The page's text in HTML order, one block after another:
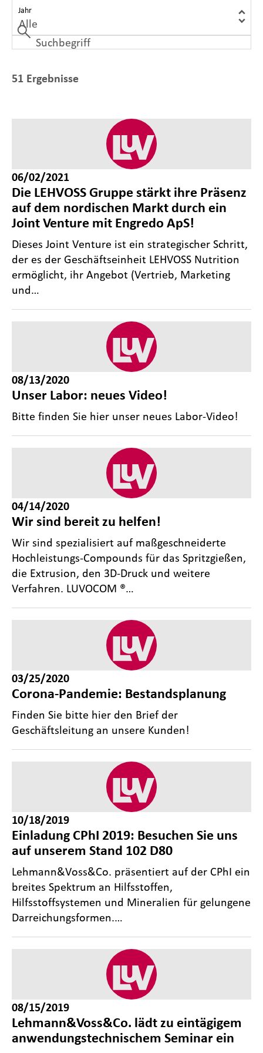
Jahr
51 Ergebnisse
06/02/2021
Die LEHVOSS Gruppe stärkt ihre Präsenz
auf dem nordischen Markt durch ein
Joint Venture mit Engredo ApS!
Dieses Joint Venture ist ein strategischer Schritt,
der es der Geschäftseinheit LEHVOSS Nutrition
ermöglicht, ihr Angebot (Vertrieb, Marketing
und…
08/13/2020
Unser Labor: neues Video!
Bitte finden Sie hier unser neues Labor-Video!
04/14/2020
Wir sind bereit zu helfen!
Wir sind spezialisiert auf maßgeschneiderte
Hochleistungs-Compounds für das Spritzgießen,
die Extrusion, den 3D-Druck und weitere
Verfahren. LUVOCOM ®…
03/25/2020
Corona-Pandemie: Bestandsplanung
Finden Sie bitte hier den Brief der
Geschäftsleitung an unsere Kunden!
10/18/2019
Einladung CPhI 2019: Besuchen Sie uns
auf unserem Stand 102 D80
Lehmann&Voss&Co. präsentiert auf der CPhI ein
breites Spektrum an Hilfsstoffen,
Hilfsstoffsystemen und Mineralien für gelungene
Darreichungsformen.…
08/15/2019
Lehmann&Voss&Co. lädt zu eintägigem
anwendungstechnischem Seminar ein